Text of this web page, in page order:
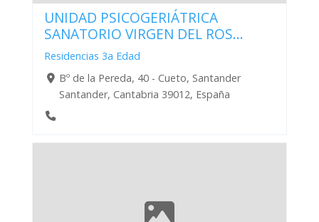
UNIDAD PSICOGERIÁTRICA
SANATORIO VIRGEN DEL ROS...
Residencias 3a Edad
Bº de la Pereda, 40 - Cueto, Santander
Santander, Cantabria 39012, España